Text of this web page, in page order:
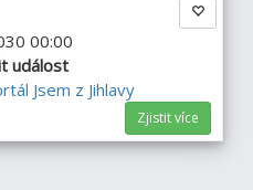
00:00
událost
Jsem z Jihlavy
Zjistit více